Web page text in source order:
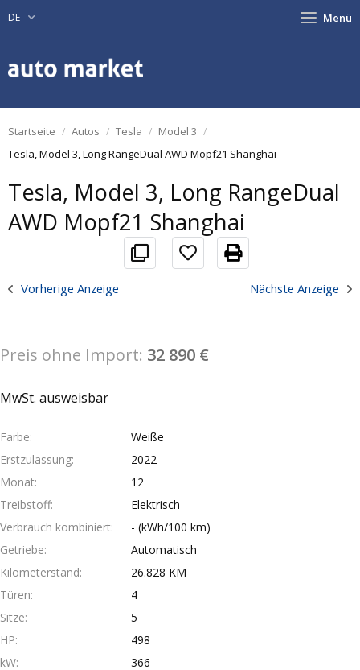
DE Menü
Startseite Autos Tesla
Model 3
Tesla, Model 3, Long RangeDual AWD Mopf21 Shanghai
Tesla, Model 3, Long RangeDual
AWD Mopf21 Shanghai
Vorherige Anzeige Nächste Anzeige
Preis ohne Import: 32 890 €
MwSt. ausweisbar
Farbe
Weiße
Erstzulassung
2022
Monat
12
Treibstoff
Elektrisch
Verbrauch kombiniert
- (kWh/100 km)
Getriebe
Automatisch
Kilometerstand
26.828 KM
Türen
4
Sitze
5
HP
498
kW
366